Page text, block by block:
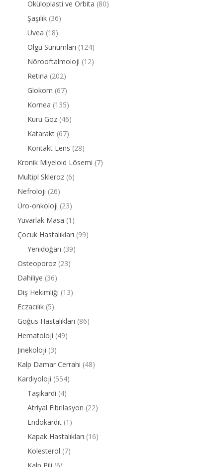
Oküloplasti ve Orbita (80)
Şaşılık (36)
Uvea (18)
Olgu Sunumları (124)
Nörooftalmoloji (12)
Retina (202)
Glokom (67)
Kornea (135)
Kuru Göz (46)
Katarakt (67)
Kontakt Lens (28)
Kronik Miyeloid Lösemi (7)
Multipl Skleroz (6)
Nefroloji (26)
Üro-onkoloji (23)
Yuvarlak Masa (1)
Çocuk Hastalıkları (99)
Yenidoğan (39)
Osteoporoz (23)
Dahiliye (36)
Diş Hekimliği (13)
Eczacılık (5)
Göğüs Hastalıkları (86)
Hematoloji (49)
Jinekoloji (3)
Kalp Damar Cerrahi (48)
Kardiyoloji (554)
Taşikardi (4)
Atriyal Fibrilasyon (22)
Endokardit (1)
Kapak Hastalıkları (16)
Kolesterol (7)